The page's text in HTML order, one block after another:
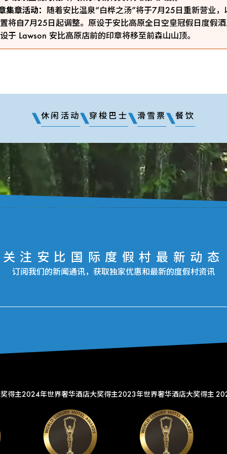
章活动： 随着安比温泉“白桦之汤”将于7月25日重新营业
将自7月25日起调整。原设于安比高原全日空皇冠假日度假
于 Lawson 安比高原店前的印章将移至前森山山顶。
休闲活动 穿梭巴士 滑雪票 餐饮
关注安比国际度假村最新动态
订阅我们的新闻通讯，获取独家优惠和最新的度假村资讯
得主2024年世界奢华酒店大奖得主2023年世界奢华酒店大奖得主